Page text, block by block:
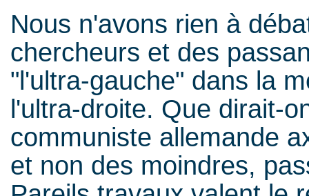
Nous n'avons rien à
chercheurs et des
"l'ultra-gauche" dans la
l'ultra-droite. Que dirait-
communiste allemande
et non des moindres,